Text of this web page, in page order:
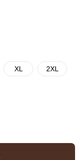
XL 2XL